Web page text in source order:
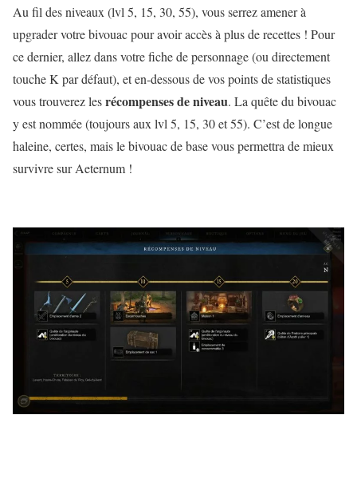
Au fil des niveaux (lvl 5, 15, 30, 55), vous serrez amener à
upgrader votre bivouac pour avoir accès à plus de recettes ! Pour
ce dernier, allez dans votre fiche de personnage (ou directement
touche K par défaut), et en-dessous de vos points de statistiques
vous trouverez lesrécompenses de niveau. La quête du bivouac
y est nommée (toujours aux lvl 5, 15, 30 et 55). C’est de longue
haleine, certes, mais le bivouac de base vous permettra de mieux
survivre sur Aeternum !